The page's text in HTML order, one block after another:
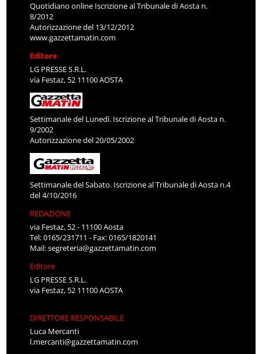
Quotidiano online Iscrizione al Tribunale di Aosta n.
8/2012
Autorizzazione del 13/12/2012
www.gazzettamatin.com
Editore
LG PRESSE S.R.L.
via Festaz, 52 11100 AOSTA
Settimanale del Lunedì. Iscrizione al Tribunale di Aosta n.
9/2002
Autorizzazione del 20/05/2002
Settimanale del Sabato. Iscrizione al Tribunale di Aosta n.4
del 4/10/2016
REDAZIONE
via Festaz, 52 - 11100 Aosta
Tel: 0165/231711 - Fax: 0165/1820141
Mail:segreteria@gazzettamatin.com
Editore
LG PRESSE S.R.L.
via Festaz, 52 11100 AOSTA
DIRETTORE RESPONSABILE
Luca Mercanti
l.mercanti@gazzettamatin.com